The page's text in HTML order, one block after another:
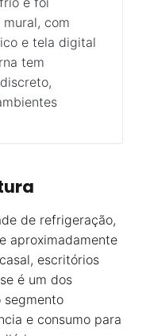
com
e tela digital
tem
de refrigeração,
aproximadamente
escritórios
é um dos
segmento
e consumo para